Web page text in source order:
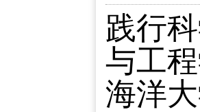
践行
与工
海洋